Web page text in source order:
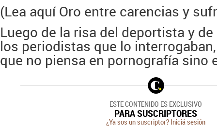
(Lea aquí Oro entre carencias y
Luego de la risa del deportista y
los periodistas que lo
que no piensa en pornografía sino
ESTE CONTENIDO ES EXCLUSIVO
PARA SUSCRIPTORES
¿Ya sos un suscriptor? Iniciá sesión